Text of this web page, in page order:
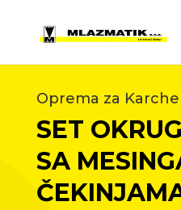
Oprema za
SET
SA